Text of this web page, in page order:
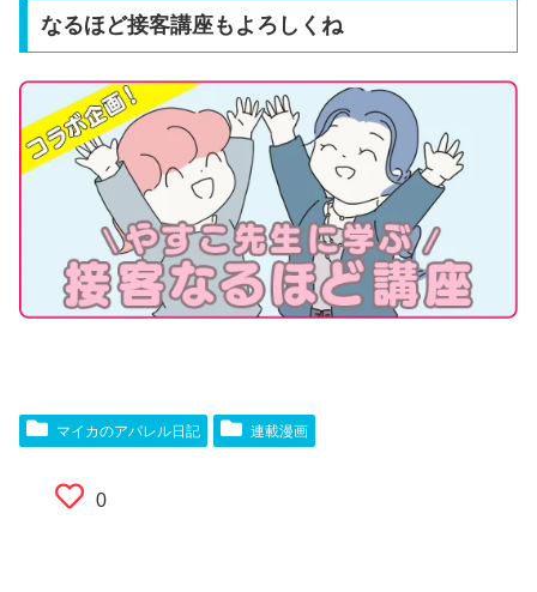
なるほど接客講座もよろしくね
マイカのアパレル日記 連載漫画
0